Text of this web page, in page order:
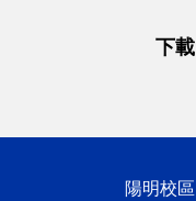
下載
陽明校區